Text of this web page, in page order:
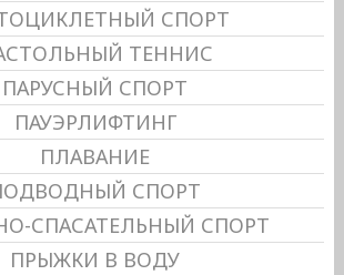
СПОРТ
ТЕННИС
ПАРУСНЫЙ СПОРТ
ПАУЭРЛИФТИНГ
ПЛАВАНИЕ
СПОРТ
СПАСАТЕЛЬНЫЙ СПОРТ
ПРЫЖКИ В ВОДУ